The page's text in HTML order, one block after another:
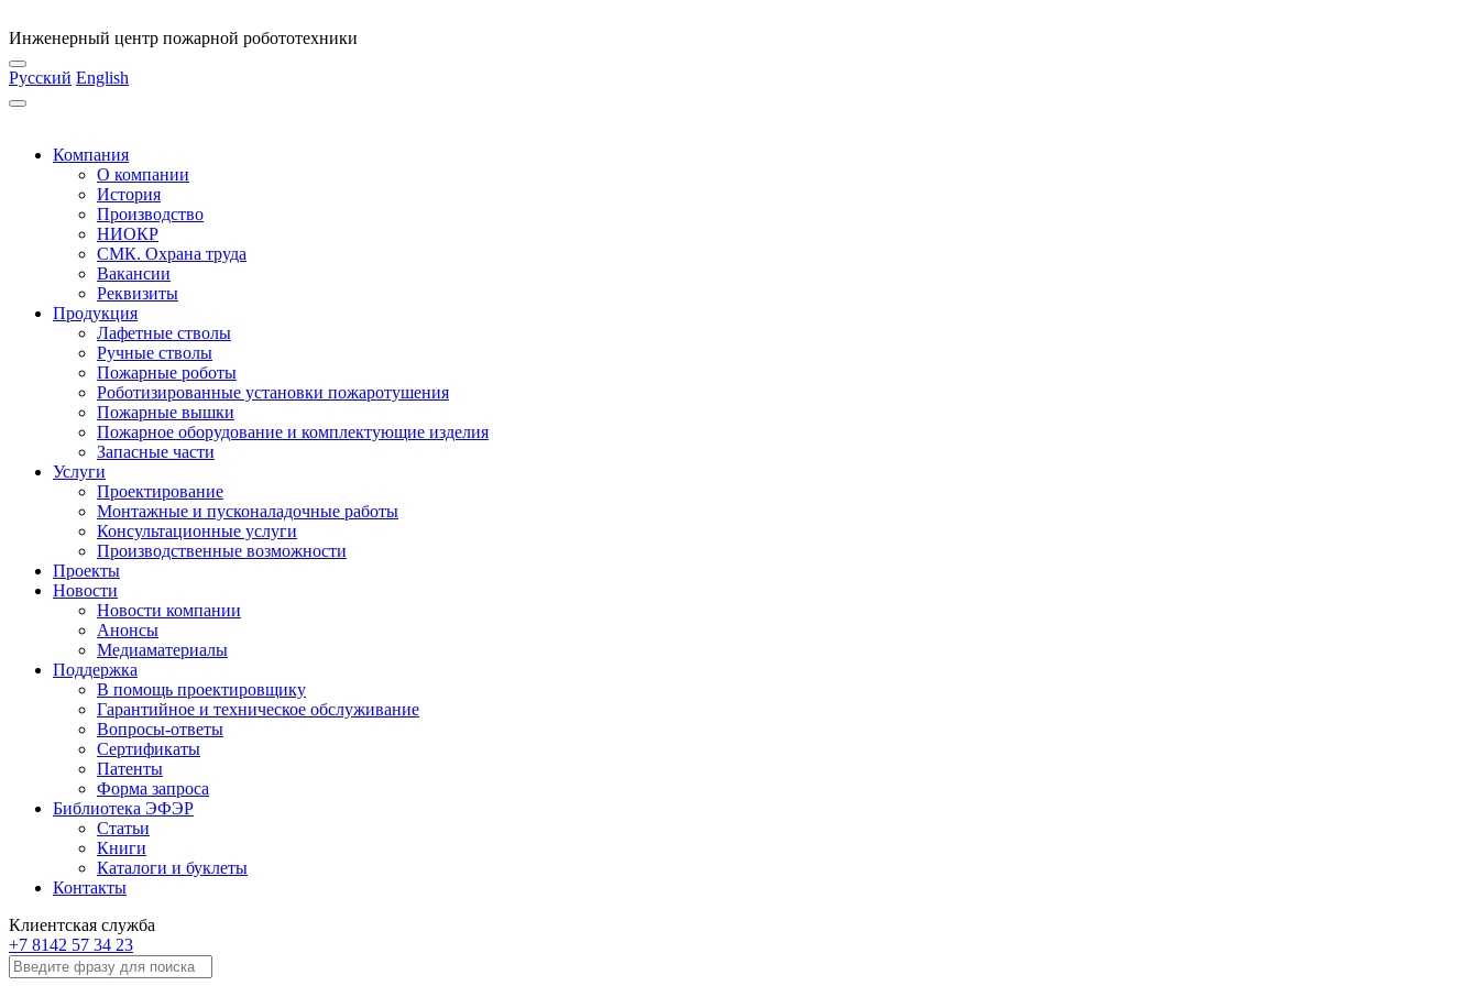
Инженерный центр пожарной робототехники
Русский English
Компания
О компании
История
Производство
НИОКР
СМК. Охрана труда
Вакансии
Реквизиты
Продукция
Лафетные стволы
Ручные стволы
Пожарные роботы
Роботизированные установки пожаротушения
Пожарные вышки
Пожарное оборудование и комплектующие изделия
Запасные части
Услуги
Проектирование
Монтажные и пусконаладочные работы
Консультационные услуги
Производственные возможности
Проекты
Новости
Новости компании
Анонсы
Медиаматериалы
Поддержка
В помощь проектировщику
Гарантийное и техническое обслуживание
Вопросы-ответы
Сертификаты
Патенты
Форма запроса
Библиотека ЭФЭР
Статьи
Книги
Каталоги и буклеты
Контакты
Клиентская служба
+7 8142 57 34 23